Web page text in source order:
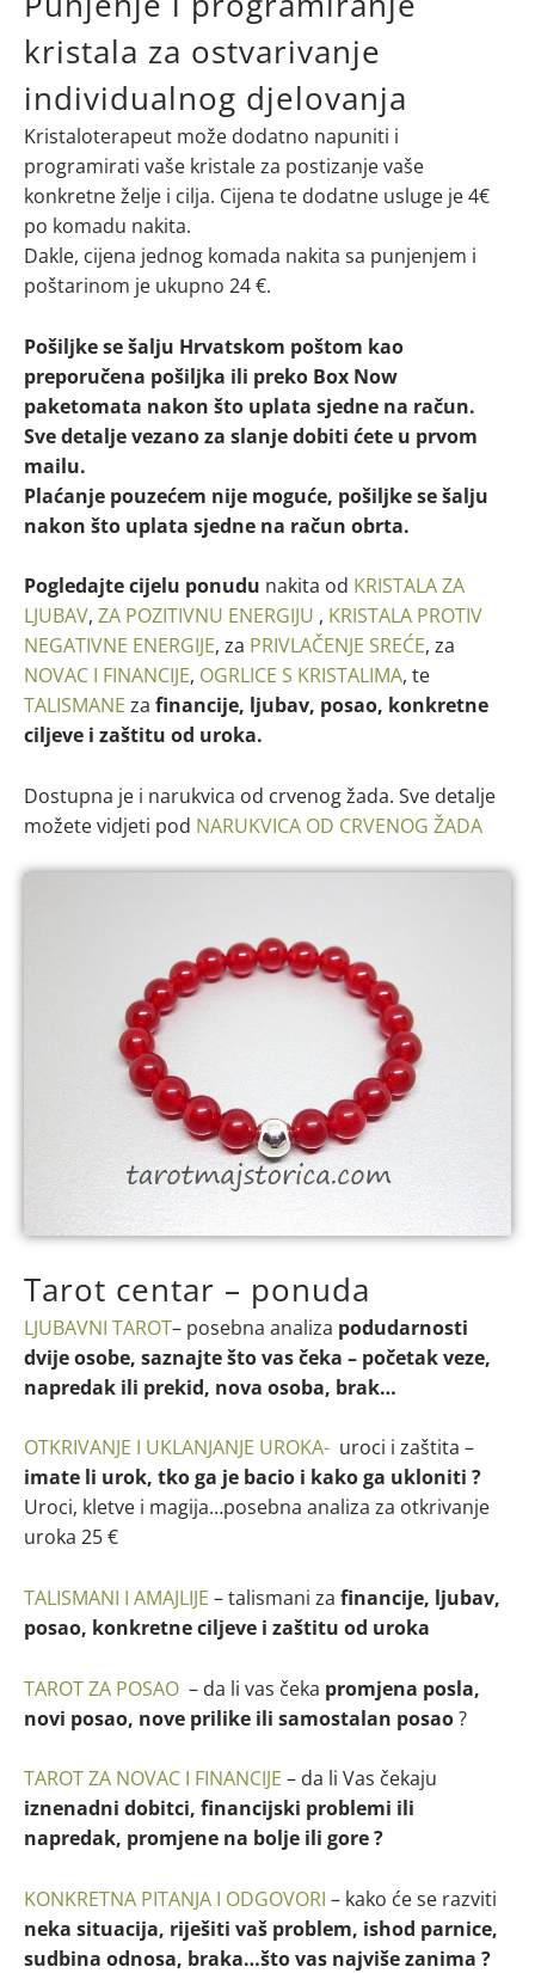
kristala za ostvarivanje
individualnog djelovanja
Kristaloterapeut može dodatno napuniti i
programirati vaše kristale za postizanje vaše
konkretne želje i cilja. Cijena te dodatne usluge je 4€
po komadu nakita.
Dakle, cijena jednog komada nakita sa punjenjem i
poštarinom je ukupno 24 €.
Pošiljke se šalju Hrvatskom poštom kao
preporučena pošiljka ili preko Box Now
paketomata nakon što uplata sjedne na račun.
Sve detalje vezano za slanje dobiti ćete u prvom
mailu.
Plaćanje pouzećem nije moguće, pošiljke se šalju
nakon što uplata sjedne na račun obrta.
Pogledajte cijelu ponudu nakita od KRISTALA ZA
LJUBAV, ZA POZITIVNU ENERGIJU , KRISTALA PROTIV
NEGATIVNE ENERGIJE, za PRIVLAČENJE SREĆE, za
NOVAC I FINANCIJE, OGRLICE S KRISTALIMA, te
TALISMANE za financije, ljubav, posao, konkretne
ciljeve i zaštitu od uroka.
Dostupna je i narukvica od crvenog žada. Sve detalje
možete vidjeti pod NARUKVICA OD CRVENOG ŽADA
Tarot centar – ponuda
LJUBAVNI TAROT– posebna analiza podudarnosti
dvije osobe, saznajte što vas čeka – početak veze,
napredak ili prekid, nova osoba, brak…
OTKRIVANJE I UKLANJANJE UROKA- uroci i zaštita –
imate li urok, tko ga je bacio i kako ga ukloniti ?
Uroci, kletve i magija…posebna analiza za otkrivanje
uroka 25 €
TALISMANI I AMAJLIJE – talismani za financije, ljubav,
posao, konkretne ciljeve i zaštitu od uroka
TAROT ZA POSAO – da li vas čeka promjena posla,
novi posao, nove prilike ili samostalan posao?
TAROT ZA NOVAC I FINANCIJE – da li Vas čekaju
iznenadni dobitci, financijski problemi ili
napredak, promjene na bolje ili gore ?
KONKRETNA PITANJA I ODGOVORI – kako će se razviti
neka situacija, riješiti vaš problem, ishod parnice,
sudbina odnosa, braka…što vas najviše zanima ?